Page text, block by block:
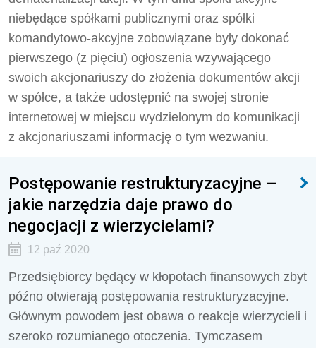
niebędące spółkami publicznymi oraz spółki
komandytowo-akcyjne zobowiązane były dokonać
pierwszego (z pięciu) ogłoszenia wzywającego
swoich akcjonariuszy do złożenia dokumentów akcji
w spółce, a także udostępnić na swojej stronie
internetowej w miejscu wydzielonym do komunikacji
z akcjonariuszami informację o tym wezwaniu.
Postępowanie restrukturyzacyjne –
jakie narzędzia daje prawo do
negocjacji z wierzycielami?
12 paź 2020
Przedsiębiorcy będący w kłopotach finansowych zbyt
późno otwierają postępowania restrukturyzacyjne.
Głównym powodem jest obawa o reakcje wierzycieli i
szeroko rozumianego otoczenia. Tymczasem